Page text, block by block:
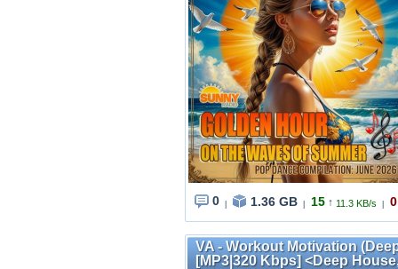
0 1.36 GB 15 ↑ 11.3 KB/s 0
VA - Workout Motivation
[MP3|320 Kbps] <Deep